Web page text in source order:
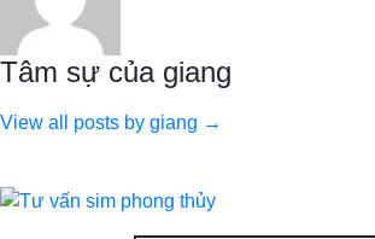
Tâm sự của giang
View all posts by giang →